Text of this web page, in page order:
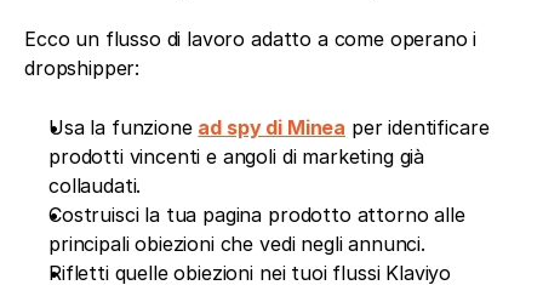
Ecco un flusso di lavoro adatto a come operano i
dropshipper:
Usa la funzione ad spy di Minea per identificare
prodotti vincenti e angoli di marketing già
collaudati.
Costruisci la tua pagina prodotto attorno alle
principali obiezioni che vedi negli annunci.
Rifletti quelle obiezioni nei tuoi flussi Klaviyo